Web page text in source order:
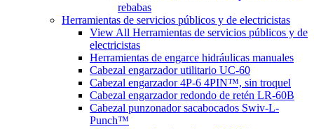
rebabas
Herramientas de servicios públicos y de electricistas
View All Herramientas de servicios públicos y de
electricistas
Herramientas de engarce hidráulicas manuales
Cabezal engarzador utilitario UC-60
Cabezal engarzador 4P-6 4PIN™, sin troquel
Cabezal engarzador redondo de retén LR-60B
Cabezal punzonador sacabocados Swiv-L-
Punch™